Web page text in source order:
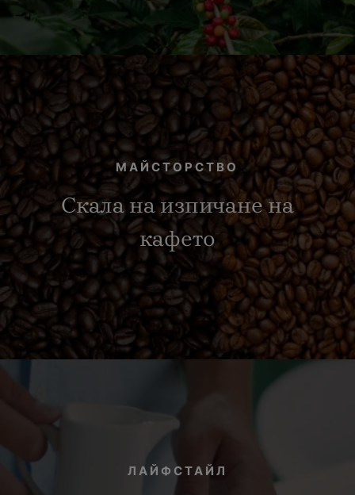
МАЙСТОРСТВО
Скала на изпичане на
кафето
ЛАЙФСТАЙЛ